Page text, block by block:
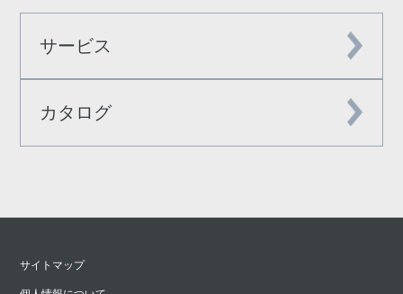
サービス
カタログ
サイトマップ